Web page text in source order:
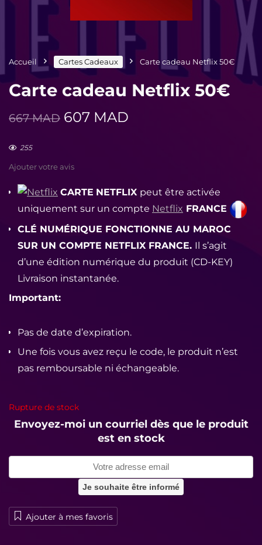
Accueil Cartes Cadeaux Carte cadeau Netflix 50€
Carte cadeau Netflix 50€
667MAD Le
était :
607 MAD
255
Ajouter votre avis
CARTE NETFLIX peut être activée
uniquement sur un compte Netflix FRANCE
CLÉ NUMÉRIQUE FONCTIONNE AU MAROC
SUR UN COMPTE NETFLIX FRANCE. Il s’agit
d’une édition numérique du produit (CD-KEY)
Livraison instantanée.
Important:
Pas de date d’expiration.
Une fois vous avez reçu le code, le produit n’est
pas remboursable ni échangeable.
Rupture de stock
Envoyez-moi un courriel dès que le produit
est en stock
Ajouter à mes favoris